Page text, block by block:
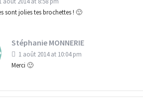
sont jolies tes brochettes ! 🙂
Stéphanie MONNERIE
1 août 2014 at 10:04 pm
Merci 🙂